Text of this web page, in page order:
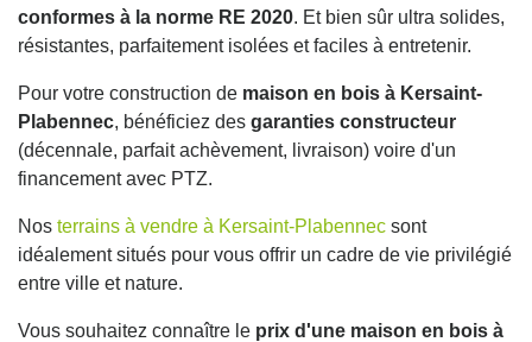
conformes à la norme RE 2020. Et bien sûr ultra solides,
résistantes, parfaitement isolées et faciles à entretenir.
Pour votre construction de maison en bois à Kersaint-
Plabennec, bénéficiez des garanties constructeur
(décennale, parfait achèvement, livraison) voire d'un
financement avec PTZ.
Nos terrains à vendre à Kersaint-Plabennec sont
idéalement situés pour vous offrir un cadre de vie privilégié
entre ville et nature.
Vous souhaitez connaître le prix d'une maison en bois à